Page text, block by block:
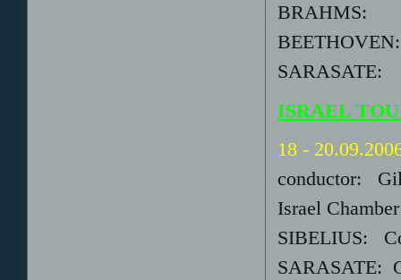
BRAHMS:
SARASATE:
ISRAEL
18 -
conductor:
Israel
SIBELIUS:
SARASATE: